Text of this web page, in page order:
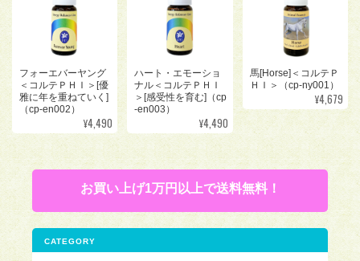
フォーエバーヤング
＜コルテＰＨＩ＞[優
雅に年を重ねていく]
（cp-en002）
¥4,490
ハート・エモーショ
ナル＜コルテＰＨＩ
＞[感受性を育む]（cp
-en003）
¥4,490
馬[Horse]＜コルテＰ
ＨＩ＞（cp-ny001）
¥4,679
お買い上げ1万円以上で送料無料！
CATEGORY